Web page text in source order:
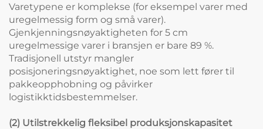
Varetypene er komplekse (for eksempel varer med
uregelmessig form og små varer).
Gjenkjenningsnøyaktigheten for 5 cm
uregelmessige varer i bransjen er bare 89 %.
Tradisjonell utstyr mangler
posisjoneringsnøyaktighet, noe som lett fører til
pakkeopphobning og påvirker
logistikktidsbestemmelser.
(2) Utilstrekkelig fleksibel produksjonskapasitet